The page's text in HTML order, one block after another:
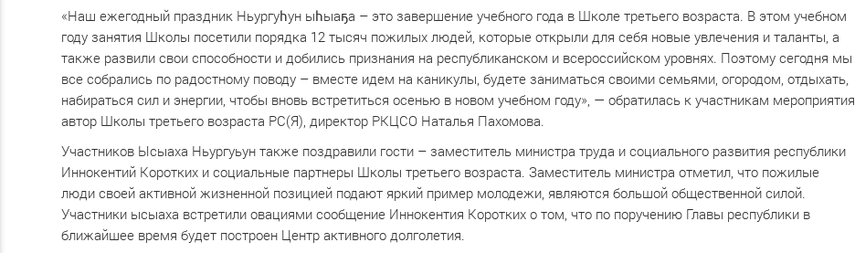
«Наш ежегодный праздник Ньургуһун ыһыаҕа – это завершение учебного года в Школе третьего возраста. В этом учебном
году занятия Школы посетили порядка 12 тысяч пожилых людей, которые открыли для себя новые увлечения и таланты, а
также развили свои способности и добились признания на республиканском и всероссийском уровнях. Поэтому сегодня мы
все собрались по радостному поводу – вместе идем на каникулы, будете заниматься своими семьями, огородом, отдыхать,
набираться сил и энергии, чтобы вновь встретиться осенью в новом учебном году», — обратилась к участникам мероприятия
автор Школы третьего возраста РС(Я), директор РКЦСО Наталья Пахомова.
Участников Ысыаха Ньургуьун также поздравили гости – заместитель министра труда и социального развития республики
Иннокентий Коротких и социальные партнеры Школы третьего возраста. Заместитель министра отметил, что пожилые
люди своей активной жизненной позицией подают яркий пример молодежи, являются большой общественной силой.
Участники ысыаха встретили овациями сообщение Иннокентия Коротких о том, что по поручению Главы республики в
ближайшее время будет построен Центр активного долголетия.